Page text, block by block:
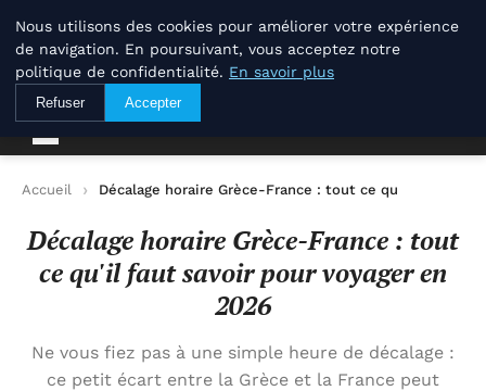
Savoir-et-patrimoine.com
Savoir-et-patrimoine.com
Accueil Décalage horaire Grèce-France : tout ce qu'il faut
Décalage horaire Grèce-France : tout
ce qu'il faut savoir pour voyager en
2026
Ne vous fiez pas à une simple heure de décalage :
ce petit écart entre la Grèce et la France peut
Nous utilisons des cookies pour améliorer votre expérience
de navigation. En poursuivant, vous acceptez notre
politique de confidentialité. En savoir plus
Refuser Accepter